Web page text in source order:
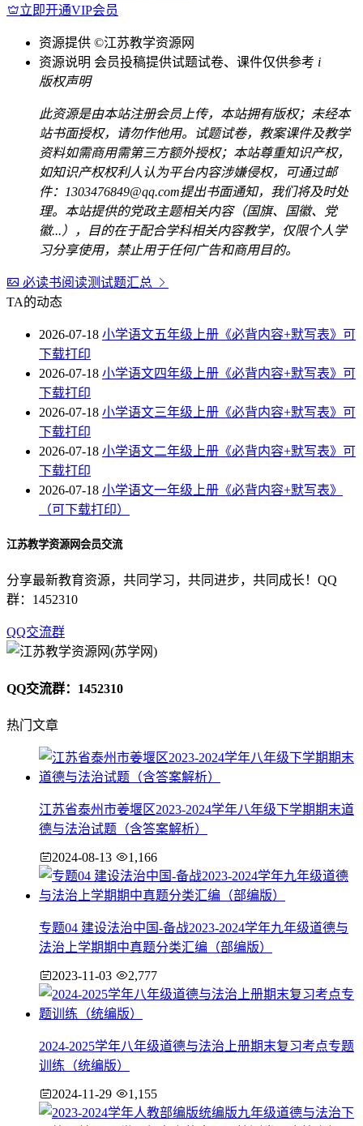
立即开通VIP会员
资源提供 ©江苏教学资源网
资源说明 会员投稿提供试题试卷、课件仅供参考 i
版权声明
此资源是由本站注册会员上传，本站拥有版权；未经本
站书面授权，请勿作他用。试题试卷，教案课件及教学
资料如需商用需第三方额外授权；本站尊重知识产权，
如知识产权权利人认为平台内容涉嫌侵权，可通过邮
件：1303476849@qq.com提出书面通知，我们将及时处
理。本站提供的党政主题相关内容（国旗、国徽、党
徽...），目的在于配合学科相关内容教学，仅限个人学
习分享使用，禁止用于任何广告和商用目的。
必读书阅读测试题汇总
TA的动态
2026-07-18 小学语文五年级上册《必背内容+默写表》可
下载打印
2026-07-18 小学语文四年级上册《必背内容+默写表》可
下载打印
2026-07-18 小学语文三年级上册《必背内容+默写表》可
下载打印
2026-07-18 小学语文二年级上册《必背内容+默写表》可
下载打印
2026-07-18 小学语文一年级上册《必背内容+默写表》
（可下载打印）
江苏教学资源网会员交流
分享最新教育资源，共同学习，共同进步，共同成长！QQ
群：1452310
QQ交流群
QQ交流群：1452310
热门文章
江苏省泰州市姜堰区2023-2024学年八年级下学期期末道
德与法治试题（含答案解析）
2024-08-13 1,166
专题04 建设法治中国-备战2023-2024学年九年级道德与
法治上学期期中真题分类汇编（部编版）
2023-11-03 2,777
2024-2025学年八年级道德与法治上册期末复习考点专题
训练（统编版）
2024-11-29 1,155